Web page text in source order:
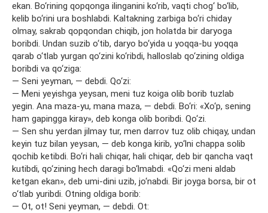
ekan. Bo‘rining qopqonga ilinganini ko‘rib, vaqti chog‘ bo‘lib,
kelib bo‘rini ura boshlabdi. Kaltakning zarbiga bo‘ri chiday
olmay, sakrab qopqondan chiqib, jon holatda bir daryoga
boribdi. Undan suzib o‘tib, daryo bo‘yida u yoqqa-bu yoqqa
qarab o‘tlab yurgan qo‘zini ko‘ribdi, halloslab qo‘zining oldiga
boribdi va qo‘ziga:
— Seni yeyman, — debdi. Qo‘zi:
— Meni yeyishga yeysan, meni tuz koiga olib borib tuzlab
yegin. Ana maza-yu, mana maza, — debdi. Bo‘ri: «Xo‘p, sening
ham gapingga kiray», deb konga olib boribdi. Qo‘zi.
— Sen shu yerdan jilmay tur, men darrov tuz olib chiqay, undan
keyin tuz bilan yeysan, — deb konga kirib, yo‘lni chappa solib
qochib ketibdi. Bo‘ri hali chiqar, hali chiqar, deb bir qancha vaqt
kutibdi, qo‘zining hech daragi bo‘lmabdi. «Qo‘zi meni aldab
ketgan ekan», deb umi-dini uzib, jo‘nabdi. Bir joyga borsa, bir ot
o‘tlab yuribdi. Otning oldiga borib:
— Ot, ot! Seni yeyman, — debdi. Ot: